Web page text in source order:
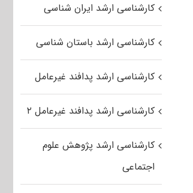
کارشناسی ارشد ایران شناسی
کارشناسی ارشد باستان شناسی
کارشناسی ارشد پدافند غیرعامل
کارشناسی ارشد پدافند غیرعامل ۲
کارشناسی ارشد پژوهش علوم
اجتماعی